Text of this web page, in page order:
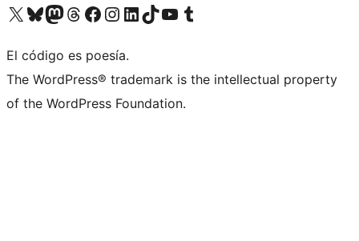
Visit our X (formerly Twitter) account
Visit our Bluesky account
Visit our Mastodon account
Visit our Threads account
Visita nuestra página de Facebook
Visita nuestra cuenta de Instagram
Visita nuestra cuenta de LinkedIn
Visit our TikTok account
Visita nuestro canal de YouTube
Visit our Tumblr account
El código es poesía.
The WordPress® trademark is the intellectual property
of the WordPress Foundation.